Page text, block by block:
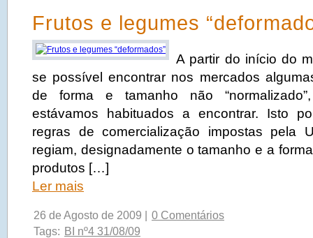
Frutos e legumes
A partir do início do
se possível encontrar nos mercados
de forma e tamanho não
estávamos habituados a encontrar. Isto
regras de comercialização impostas pela
regiam, designadamente o tamanho e a
produtos […]
Ler mais
26 de Agosto de 2009 |
0 Comentários
Tags: BI nº4 31/08/09